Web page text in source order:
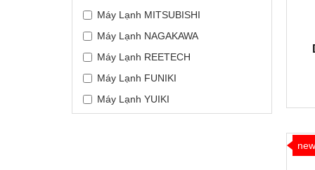
Máy Lạnh MITSUBISHI
Máy Lạnh NAGAKAWA
Máy Lạnh REETECH
Máy Lạnh FUNIKI
Máy Lạnh YUIKI
new